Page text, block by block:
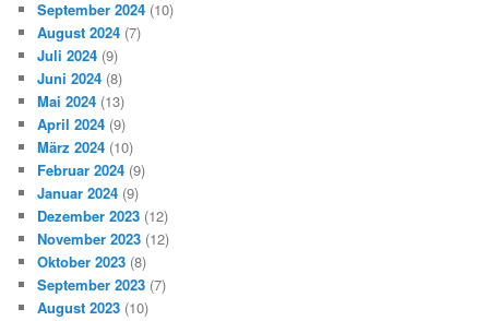
September 2024 (10)
August 2024 (7)
Juli 2024 (9)
Juni 2024 (8)
Mai 2024 (13)
April 2024 (9)
März 2024 (10)
Februar 2024 (9)
Januar 2024 (9)
Dezember 2023 (12)
November 2023 (12)
Oktober 2023 (8)
September 2023 (7)
August 2023 (10)